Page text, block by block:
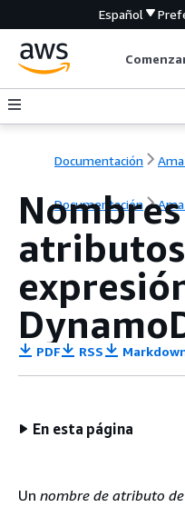
Español
Documentación
Documentación
PDF RSS
En esta página
Un nombre de atributo